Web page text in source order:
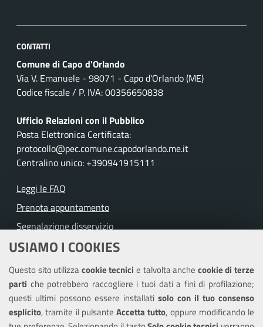
USIAMO I COOKIES
Questo sito utilizzacookie tecnicie talvolta anche cookie di terze
parti che potrebbero raccogliere i tuoi dati a fini di profilazione;
questi ultimi possono essere installati solo con il tuo consenso
esplicito, tramite il pulsante Accetta tutto, oppure modificando le
CONTATTI
Comune di Capo d'Orlando
Via V. Emanuele - 98071 - Capo d'Orlando (ME)
Codice fiscale / P. IVA: 00356650838
Ufficio Relazioni con il Pubblico
Posta Elettronica Certificata:
protocollo@pec.comune.capodorlando.me.it
Centralino unico: +390941915111
Leggi le FAQ
Prenota appuntamento
Segnalazione disservizio
Richiesta assistenza
Amministrazione trasparente
Informativa privacy
Note legali